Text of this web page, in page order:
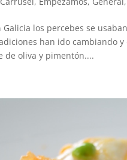
Galicia los percebes se
han ido cambiando
de oliva y pimentón....